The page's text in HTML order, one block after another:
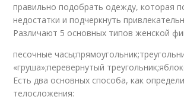
правильно подобрать одежду, которая
недостатки и подчеркнуть
Различают 5 основных типов женской
песочные
«груша»;перевернутый
Есть два основных способа, как
телосложения: